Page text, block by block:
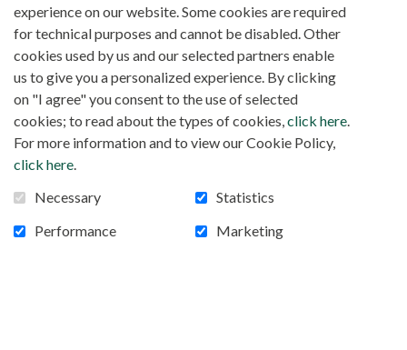
« N’ayez pas peur »
Après avoir rappelé les exigences du ministère
épiscopal dans son homélie, le président du Sceam
a prié le Seigneur d’accorder à celui qui fut son
collaborateur «un cœur pur et bon, un cœur ouvert
et attentif à tous et à toutes ». À la tête de ce
diocèse, il lui a conseillé de recevoir chez lui tout
le monde sans discrimination aucune et
de manifester surtout une grande sollicitude
pastorale envers les consacrés et les
experience on our website. Some cookies are required
for technical purposes and cannot be disabled. Other
cookies used by us and our selected partners enable
us to give you a personalized experience. By clicking
on "I agree" you consent to the use of selected
cookies; to read about the types of cookies,click here.
For more information and to view our Cookie Policy,
click here.
Necessary
Statistics
Performance
Marketing